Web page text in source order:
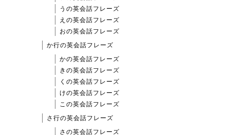
うの英会話フレーズ
えの英会話フレーズ
おの英会話フレーズ
か行の英会話フレーズ
かの英会話フレーズ
きの英会話フレーズ
くの英会話フレーズ
けの英会話フレーズ
この英会話フレーズ
さ行の英会話フレーズ
さの英会話フレーズ